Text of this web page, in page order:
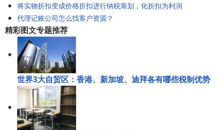
将实物折扣变成价格折扣进行纳税筹划，化折扣为利润
代理记账公司怎么找客户资源？
精彩图文专题推荐
世界3大自贸区：香港、新加坡、迪拜各有哪些税制优势